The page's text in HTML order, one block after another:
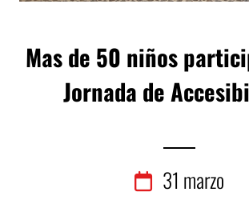
Mas de 50 niños
Jornada de
31 marzo